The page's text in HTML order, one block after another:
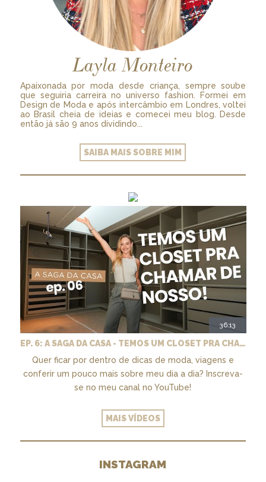
Layla Monteiro
Apaixonada por moda desde criança, sempre soube
que seguiria carreira no universo fashion. Formei em
Design de Moda e após intercâmbio em Londres, voltei
ao Brasil cheia de ideias e comecei meu blog. Desde
então já são 9 anos dividindo...
SAIBA MAIS SOBRE MIM
36:13
EP. 6: A SAGA DA CASA - TEMOS UM CLOSET PRA CHAMAR DE NOSSO + MARCENARIA E PAISAGISMO
Quer ficar por dentro de dicas de moda, viagens e
conferir um pouco mais sobre meu dia a dia? Inscreva-
se no meu canal no YouTube!
MAIS VÍDEOS
INSTAGRAM